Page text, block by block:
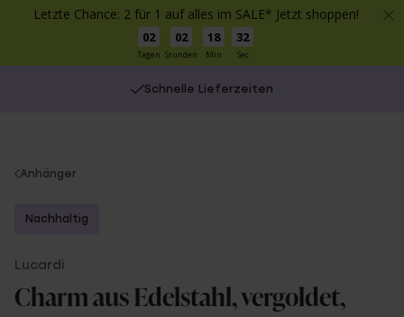
Letzte Chance: 2 für 1 auf alles im SALE* Jetzt shoppen!
02
Tagen
02
Stunden
18
Min
32
Sec
Schnelle Lieferzeiten
You
here:
Anhänger
Nachhaltig
Lucardi
Charm aus Edelstahl, vergoldet,